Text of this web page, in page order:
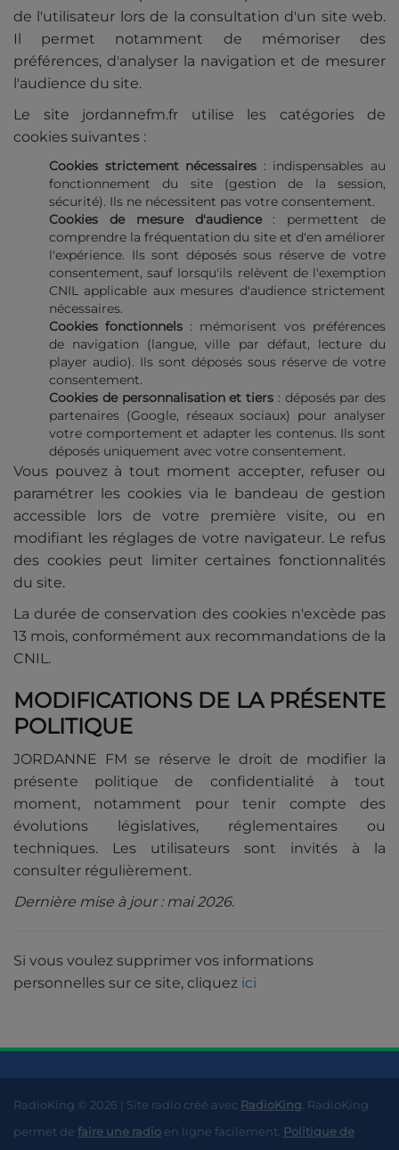
de l'utilisateur lors de la consultation d'un site web.
Il permet notamment de mémoriser des
préférences, d'analyser la navigation et de mesurer
l'audience du site.
Le site jordannefm.fr utilise les catégories de
cookies suivantes :
Cookies strictement nécessaires : indispensables au
fonctionnement du site (gestion de la session,
sécurité). Ils ne nécessitent pas votre consentement.
Cookies de mesure d'audience: permettent de
comprendre la fréquentation du site et d'en améliorer
l'expérience. Ils sont déposés sous réserve de votre
consentement, sauf lorsqu'ils relèvent de l'exemption
CNIL applicable aux mesures d'audience strictement
nécessaires.
Cookies fonctionnels : mémorisent vos préférences
de navigation (langue, ville par défaut, lecture du
player audio). Ils sont déposés sous réserve de votre
consentement.
Cookies de personnalisation et tiers : déposés par des
partenaires (Google, réseaux sociaux) pour analyser
votre comportement et adapter les contenus. Ils sont
déposés uniquement avec votre consentement.
Vous pouvez à tout moment accepter, refuser ou
paramétrer les cookies via le bandeau de gestion
accessible lors de votre première visite, ou en
modifiant les réglages de votre navigateur. Le refus
des cookies peut limiter certaines fonctionnalités
du site.
La durée de conservation des cookies n'excède pas
13 mois, conformément aux recommandations de la
CNIL.
MODIFICATIONS DE LA PRÉSENTE
POLITIQUE
JORDANNE FM se réserve le droit de modifier la
présente politique de confidentialité à tout
moment, notamment pour tenir compte des
évolutions législatives, réglementaires ou
techniques. Les utilisateurs sont invités à la
consulter régulièrement.
Dernière mise à jour : mai 2026.
Si vous voulez supprimer vos informations
personnelles sur ce site, cliquez ici
RadioKing © 2026 | Site radio créé avec RadioKing . RadioKing
permet de faire une radio en ligne facilement. Politique de